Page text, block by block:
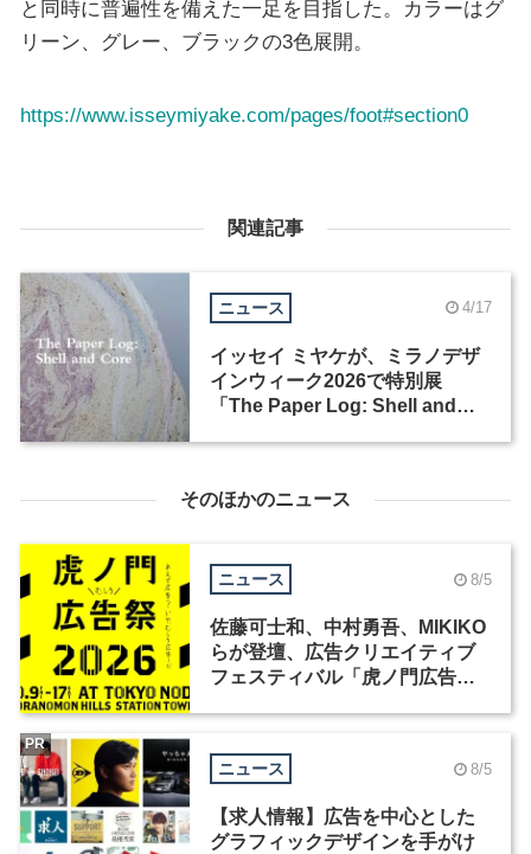
と同時に普遍性を備えた一足を目指した。カラーはグ
リーン、グレー、ブラックの3色展開。
https://www.isseymiyake.com/pages/foot#section0
関連記事
ニュース 4/17
イッセイ ミヤケが、ミラノデザ
インウィーク2026で特別展
「The Paper Log: Shell and
そのほかのニュース
ニュース 8/5
佐藤可士和、中村勇吾、MIKIKO
らが登壇、広告クリエイティブ
フェスティバル「虎ノ門広告
ニュース 8/5
【求人情報】広告を中心とした
グラフィックデザインを手がけ
PR